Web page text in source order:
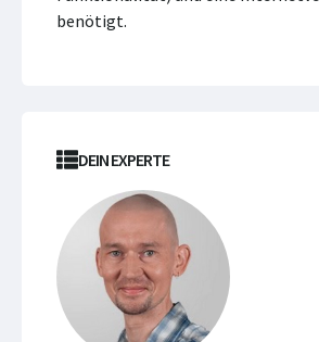
benötigt.
DEIN EXPERTE